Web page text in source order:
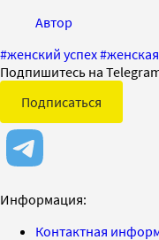
Автор
#женский успех#
Подпишитесь на
Подписаться
Информация:
Контактная